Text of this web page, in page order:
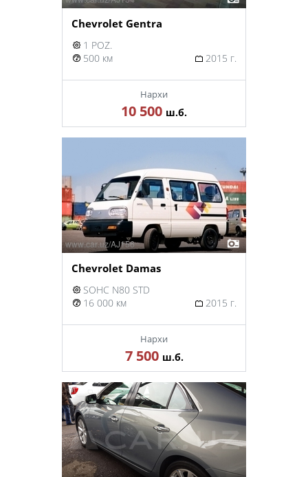
Chevrolet Gentra
1 POZ.
500 км
2015 г.
Нархи
10 500 ш.б.
Chevrolet Damas
SOHC N80 STD
16 000 км
2015 г.
Нархи
7 500 ш.б.